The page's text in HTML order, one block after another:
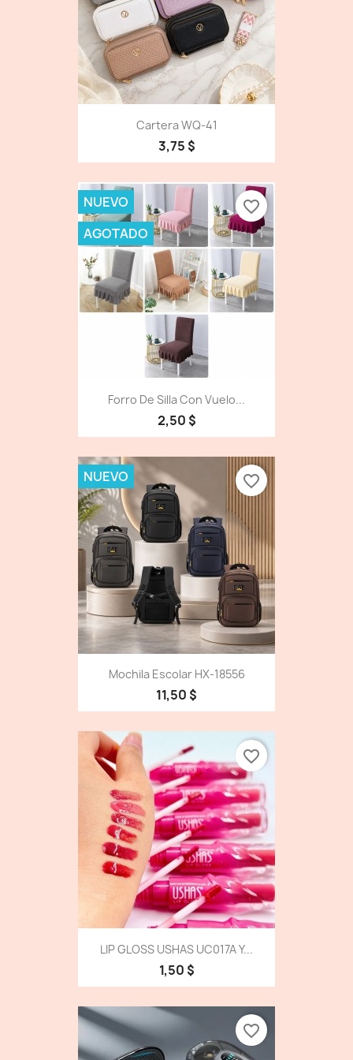
Cartera WQ-41
3,75 $
Forro De Silla Con Vuelo...
2,50 $
NUEVO
AGOTADO
favorite_border
Mochila Escolar HX-18556
11,50 $
NUEVO favorite_border
LIP GLOSS USHAS UC017A Y...
1,50 $
favorite_border
favorite_border